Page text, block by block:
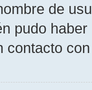
de
pudo
contacto